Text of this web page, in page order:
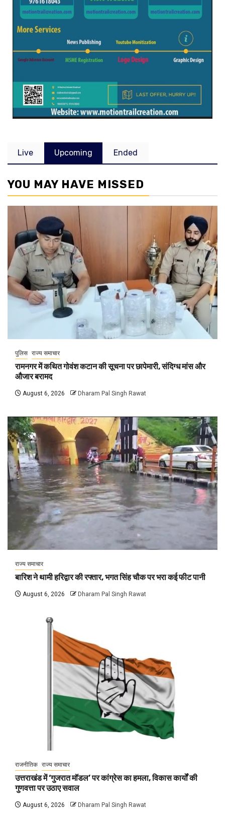
Live Upcoming Ended
YOU MAY HAVE MISSED
पुलिस राज्य समाचार
रामनगर में कथित गोवंश कटान की सूचना पर छापेमारी, संदिग्ध मांस और
औजार बरामद
August 6, 2026 Dharam Pal Singh Rawat
राज्य समाचार
बारिश ने थामी हरिद्वार की रफ्तार, भगत सिंह चौक पर भरा कई फीट पानी
August 6, 2026 Dharam Pal Singh Rawat
राजनीतिक राज्य समाचार
उत्तराखंड में ‘गुजरात मॉडल’ पर कांग्रेस का हमला, विकास कार्यों की
गुणवत्ता पर उठाए सवाल
August 6, 2026 Dharam Pal Singh Rawat